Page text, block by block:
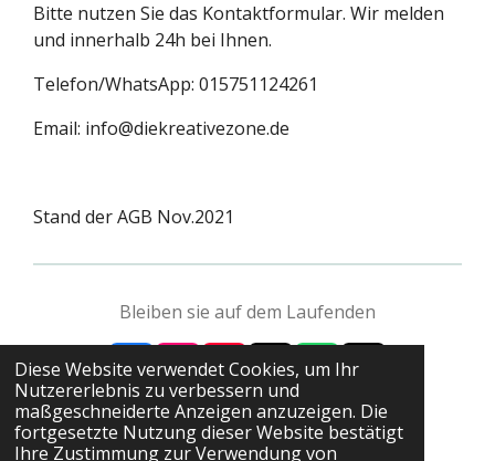
Diese Website verwendet Cookies, um Ihr
Nutzererlebnis zu verbessern und
maßgeschneiderte Anzeigen anzuzeigen. Die
fortgesetzte Nutzung dieser Website bestätigt
Ihre Zustimmung zur Verwendung von
Bitte nutzen Sie das Kontaktformular. Wir melden
und innerhalb 24h bei Ihnen.
Telefon/WhatsApp: 015751124261
Email: info@diekreativezone.de
Stand der AGB Nov.2021
Bleiben sie auf dem Laufenden
F
a
c
e
I
n
s
t
Y
o
u
T
T
i
k
T
W
a
t
© 2021 Die kreative Zone
Mit Unterstützung vonWebador